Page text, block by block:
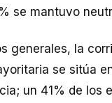
se mantuvo
generales, la
se sitúa
un 41% de los